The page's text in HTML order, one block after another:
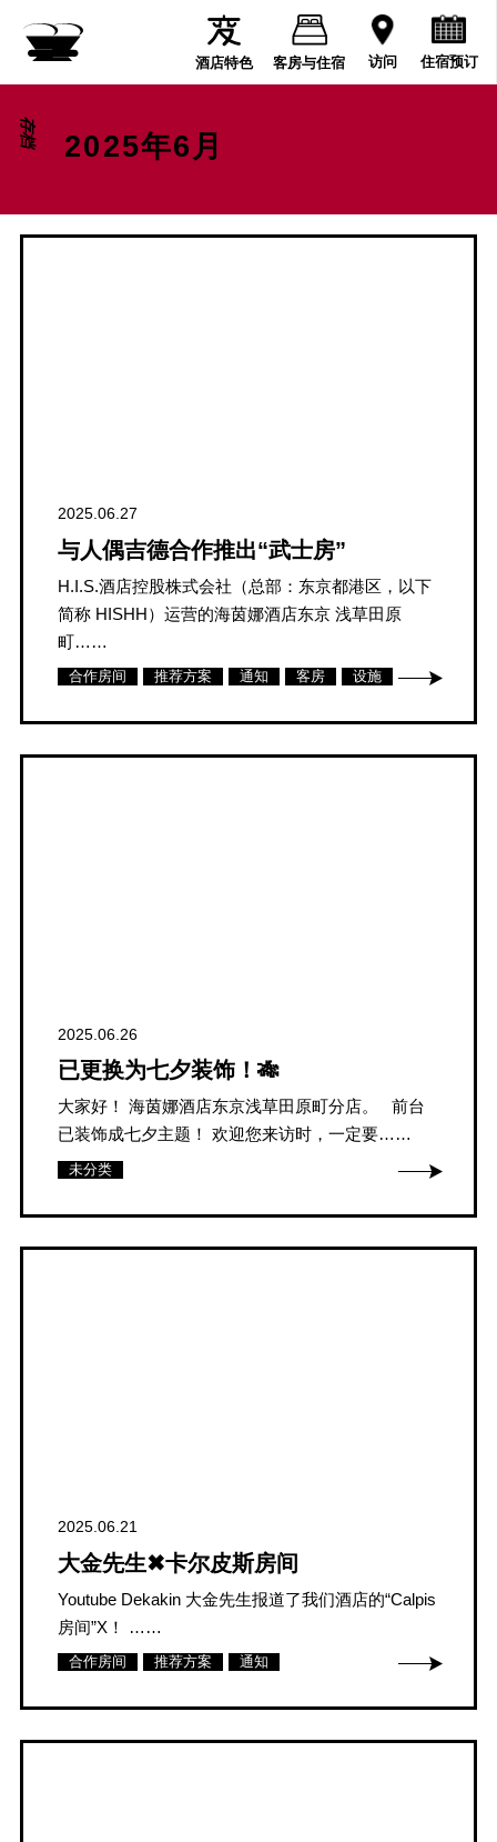
酒店特色 客房与住宿 访问 住宿预订
存档 2025年6月
2025.06.27
与人偶吉德合作推出“武士房”
H.I.S.酒店控股株式会社（总部：东京都港区，以下
简称 HISHH）运营的海茵娜酒店东京 浅草田原
町……
合作房间 推荐方案 通知 客房 设施
2025.06.26
已更换为七夕装饰！🎋
大家好！ 海茵娜酒店东京浅草田原町分店。 前台
已装饰成七夕主题！ 欢迎您来访时，一定要……
未分类
2025.06.21
大金先生✖卡尔皮斯房间
Youtube Dekakin 大金先生报道了我们酒店的“Calpis
房间”X！ ……
合作房间 推荐方案 通知